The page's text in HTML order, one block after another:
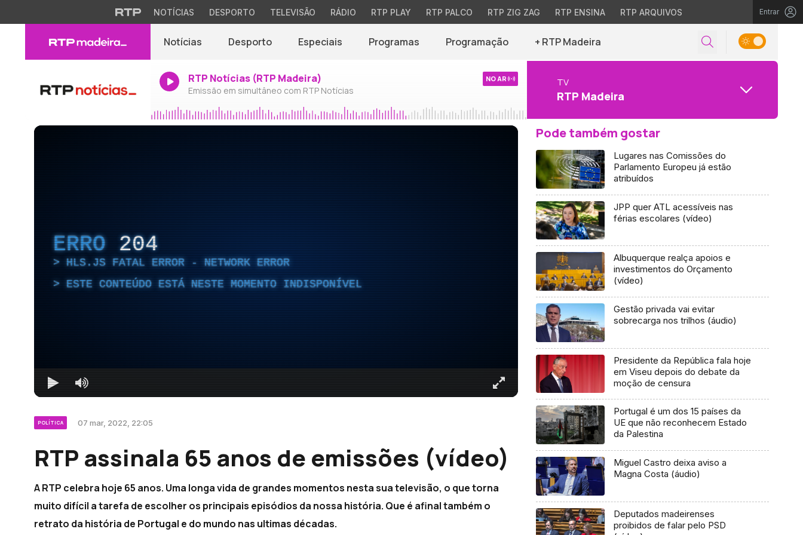
NOTÍCIAS DESPORTO TELEVISÃO RÁDIO RTP PLAY RTP PALCO RTP ZIG ZAG RTP ENSINA RTP ARQUIVOS Entrar
Notícias Desporto Especiais Programas Programação + RTP Madeira
RTP Notícias (RTP Madeira)
Emissão em simultâneo com RTP Notícias
NO AR TV
RTP Madeira
ERRO 204
HLS.JS FATAL ERROR - NETWORK ERROR
ESTE CONTEÚDO ESTÁ NESTE MOMENTO INDISPONÍVEL
POLÍTICA 07 mar, 2022, 22:05
RTP assinala 65 anos de emissões (vídeo)
A RTP celebra hoje 65 anos. Uma longa vida de grandes momentos nesta sua televisão, o que torna
muito difícil a tarefa de escolher os principais episódios da nossa história. Que é afinal também o
retrato da história de Portugal e do mundo nas ultimas décadas.
Pode também gostar
Lugares nas Comissões do
Parlamento Europeu já estão
atribuídos
JPP quer ATL acessíveis nas
férias escolares (vídeo)
Albuquerque realça apoios e
investimentos do Orçamento
(vídeo)
Gestão privada vai evitar
sobrecarga nos trilhos (áudio)
Presidente da República fala hoje
em Viseu depois do debate da
moção de censura
Portugal é um dos 15 países da
UE que não reconhecem Estado
da Palestina
Miguel Castro deixa aviso a
Magna Costa (áudio)
Deputados madeirenses
proibidos de falar pelo PSD